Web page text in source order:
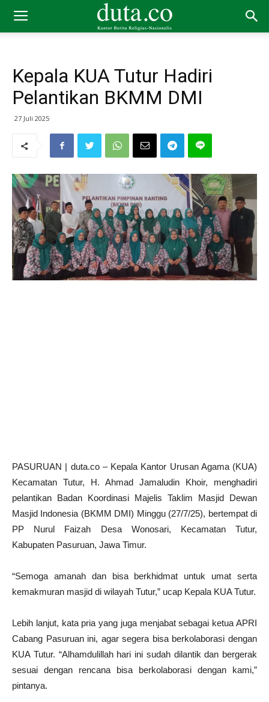
Kepala KUA Tutur Hadiri
Pelantikan BKMM DMI
27 Juli 2025
PASURUAN | duta.co – Kepala Kantor Urusan Agama (KUA)
Kecamatan Tutur, H. Ahmad Jamaludin Khoir, menghadiri
pelantikan Badan Koordinasi Majelis Taklim Masjid Dewan
Masjid Indonesia (BKMM DMI) Minggu (27/7/25), bertempat di
PP Nurul Faizah Desa Wonosari, Kecamatan Tutur,
Kabupaten Pasuruan, Jawa Timur.
“Semoga amanah dan bisa berkhidmat untuk umat serta
kemakmuran masjid di wilayah Tutur,” ucap Kepala KUA Tutur.
Lebih lanjut, kata pria yang juga menjabat sebagai ketua APRI
Cabang Pasuruan ini, agar segera bisa berkolaborasi dengan
KUA Tutur. “Alhamdulillah hari ini sudah dilantik dan bergerak
sesuai dengan rencana bisa berkolaborasi dengan kami,”
pintanya.